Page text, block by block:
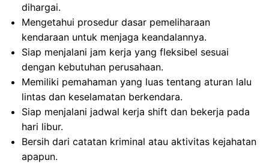
dihargai.
Mengetahui prosedur dasar pemeliharaan
kendaraan untuk menjaga keandalannya.
Siap menjalani jam kerja yang fleksibel sesuai
dengan kebutuhan perusahaan.
Memiliki pemahaman yang luas tentang aturan lalu
lintas dan keselamatan berkendara.
Siap menjalani jadwal kerja shift dan bekerja pada
hari libur.
Bersih dari catatan kriminal atau aktivitas kejahatan
apapun.